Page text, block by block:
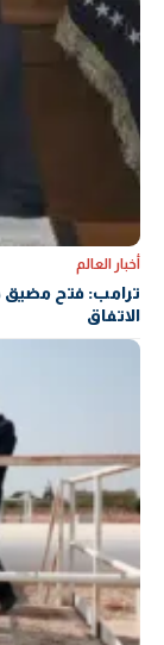
أخبار العالم
ترامب: فتح مضيق
الاتفاق